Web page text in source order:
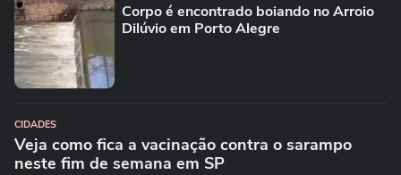
Corpo é encontrado boiando no Arroio
Dilúvio em Porto Alegre
CIDADES
Veja como fica a vacinação contra o sarampo
neste fim de semana em SP